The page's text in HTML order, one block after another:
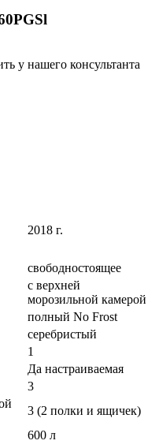
у нашего консультанта
2018 г.
свободностоящее
с верхней
морозильной камерой
полный No Frost
серебристый
1
Да настраиваемая
3
3 (2 полки и ящичек)
600 л